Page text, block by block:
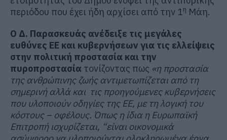
περιόδου που έχει ήδη αρχίσει από την 1η Μάη.
Ο Δ. Παρασκευάς ανέδειξε τις μεγάλες
ευθύνες ΕΕ και κυβερνήσεων για τις ελλείψεις
στην πολιτική προστασία και την
πυροπροστασία τονίζοντας πως «η προστασία
της ανθρώπινης ζωής αντιμετωπίζεται από τη
σημερινή αλλά και τις προηγούμενες κυβερνήσεις
που υλοποιούν οδηγίες της ΕΕ, με τη λογική του
κόστους – οφέλους. Όπως η ίδια η Ευρωπαϊκή
Επιτροπή ισχυρίζεται, “είναι οικονομικά